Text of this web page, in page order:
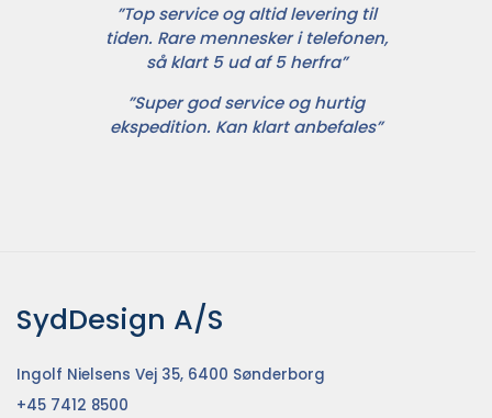
”Top service og altid levering til
tiden. Rare mennesker i telefonen,
så klart 5 ud af 5 herfra”
”Super god service og hurtig
ekspedition. Kan klart anbefales”
SydDesign A/S
Ingolf Nielsens Vej 35, 6400 Sønderborg
+45 7412 8500